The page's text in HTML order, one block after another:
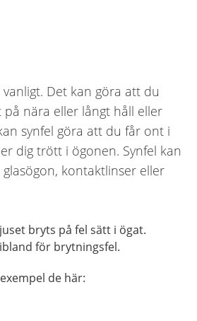
Det kan göra att du
på nära eller långt håll eller
synfel göra att du får ont i
dig trött i ögonen. Synfel kan
kontaktlinser eller
bryts på fel sätt i ögat.
för brytningsfel.
de här: